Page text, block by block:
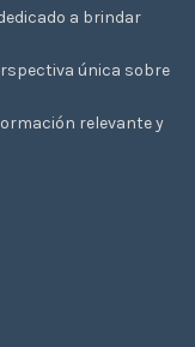
a brindar
única sobre
relevante y